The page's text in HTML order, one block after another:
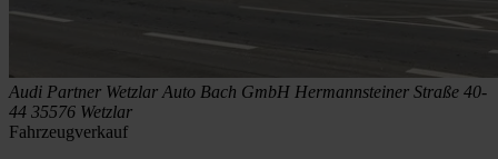
Audi Partner Wetzlar Auto Bach GmbH Hermannsteiner Straße 40-
44 35576 Wetzlar
Fahrzeugverkauf